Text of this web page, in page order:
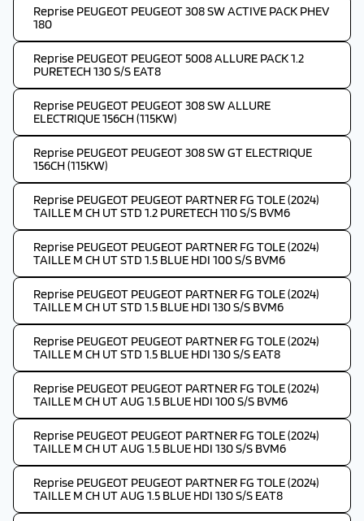
Reprise PEUGEOT PEUGEOT 308 SW ACTIVE PACK PHEV
180
Reprise PEUGEOT PEUGEOT 5008 ALLURE PACK 1.2
PURETECH 130 S/S EAT8
Reprise PEUGEOT PEUGEOT 308 SW ALLURE
ELECTRIQUE 156CH (115KW)
Reprise PEUGEOT PEUGEOT 308 SW GT ELECTRIQUE
156CH (115KW)
Reprise PEUGEOT PEUGEOT PARTNER FG TOLE (2024)
TAILLE M CH UT STD 1.2 PURETECH 110 S/S BVM6
Reprise PEUGEOT PEUGEOT PARTNER FG TOLE (2024)
TAILLE M CH UT STD 1.5 BLUE HDI 100 S/S BVM6
Reprise PEUGEOT PEUGEOT PARTNER FG TOLE (2024)
TAILLE M CH UT STD 1.5 BLUE HDI 130 S/S BVM6
Reprise PEUGEOT PEUGEOT PARTNER FG TOLE (2024)
TAILLE M CH UT STD 1.5 BLUE HDI 130 S/S EAT8
Reprise PEUGEOT PEUGEOT PARTNER FG TOLE (2024)
TAILLE M CH UT AUG 1.5 BLUE HDI 100 S/S BVM6
Reprise PEUGEOT PEUGEOT PARTNER FG TOLE (2024)
TAILLE M CH UT AUG 1.5 BLUE HDI 130 S/S BVM6
Reprise PEUGEOT PEUGEOT PARTNER FG TOLE (2024)
TAILLE M CH UT AUG 1.5 BLUE HDI 130 S/S EAT8